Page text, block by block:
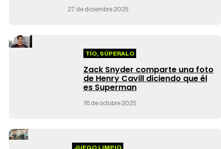
27 de diciembre 2025
TÍO, SÚPERALO
Zack Snyder comparte una foto
de Henry Cavill diciendo que él
es Superman
18 de octubre 2025